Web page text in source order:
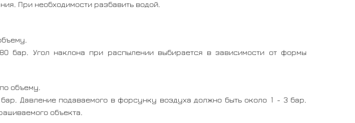
При необходимости разбавить водой.
бар. Угол наклона при распылении выбирается в зависимости от формы
объему.
Давление подаваемого в форсунку воздуха должно быть около 1 - 3 бар.
объекта.